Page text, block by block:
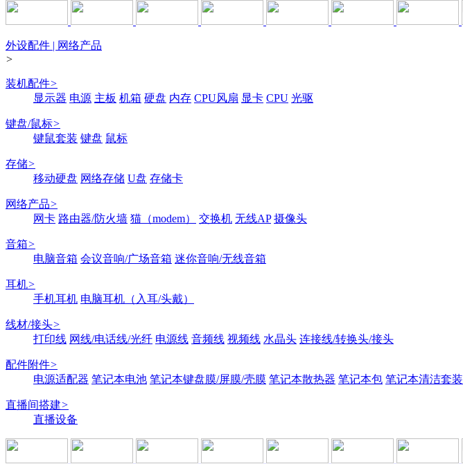
外设配件 | 网络产品
>
装机配件>
显示器 电源 主板 机箱 硬盘 内存 CPU风扇 显卡 CPU 光驱
键盘/鼠标>
键鼠套装 键盘 鼠标
存储>
移动硬盘 网络存储 U盘 存储卡
网络产品>
网卡 路由器/防火墙 猫（modem） 交换机 无线AP 摄像头
音箱>
电脑音箱 会议音响/广场音箱 迷你音响/无线音箱
耳机>
手机耳机 电脑耳机（入耳/头戴）
线材/接头>
打印线 网线/电话线/光纤 电源线 音频线 视频线 水晶头 连接线/转换头/接头
配件附件>
电源适配器 笔记本电池 笔记本键盘膜/屏膜/壳膜 笔记本散热器 笔记本包 笔记本清洁套装
直播间搭建>
直播设备